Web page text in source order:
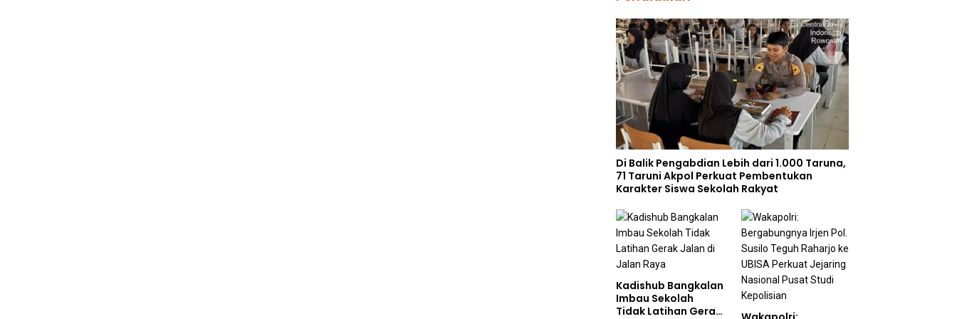
Di Balik Pengabdian Lebih dari 1.000 Taruna,
71 Taruni Akpol Perkuat Pembentukan
Karakter Siswa Sekolah Rakyat
Kadishub Bangkalan
Imbau Sekolah
Tidak Latihan Gerak